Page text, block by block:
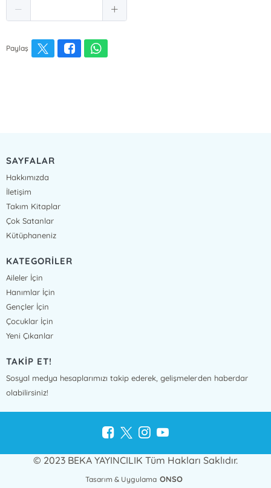
Paylaş
SAYFALAR
Hakkımızda
İletişim
Takım Kitaplar
Çok Satanlar
Kütüphaneniz
KATEGORİLER
Aileler İçin
Hanımlar İçin
Gençler İçin
Çocuklar İçin
Yeni Çıkanlar
TAKİP ET!
Sosyal medya hesaplarımızı takip ederek, gelişmelerden haberdar
olabilirsiniz!
© 2023 BEKA YAYINCILIK Tüm Hakları Saklıdır.
Tasarım & Uygulama ONSO